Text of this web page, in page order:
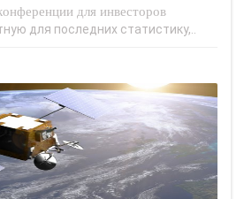
для инвесторов
для последних статистику,..